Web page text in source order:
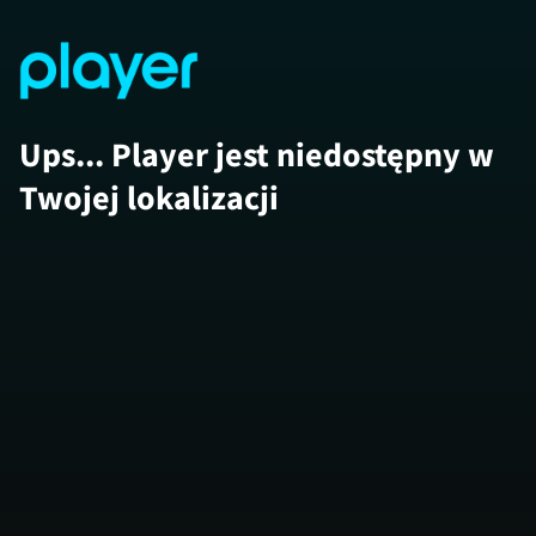
Ups... Player jest niedostępny w
Twojej lokalizacji